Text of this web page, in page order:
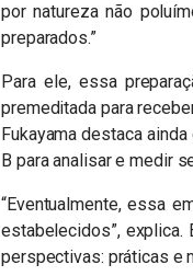
por natureza não
preparados.”
Para ele, essa
premeditada para
Fukayama destaca
B para analisar e medir
“Eventualmente, essa
estabelecidos”,
perspectivas: práticas e